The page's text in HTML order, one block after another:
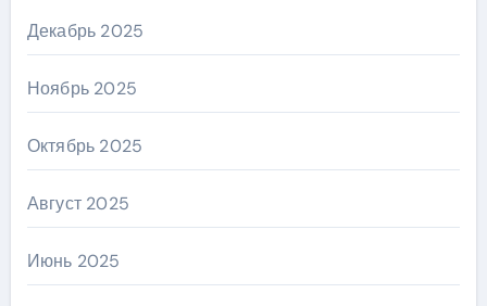
Декабрь 2025
Ноябрь 2025
Октябрь 2025
Август 2025
Июнь 2025